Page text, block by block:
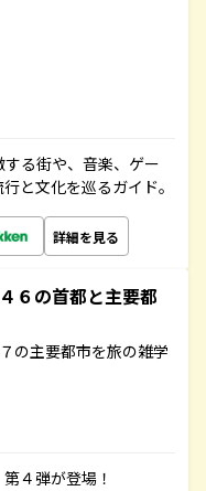
る街や、音楽、ゲー
と文化を巡るガイド。
詳細を見る
６の首都と主要都
の主要都市を旅の雑学
４弾が登場！